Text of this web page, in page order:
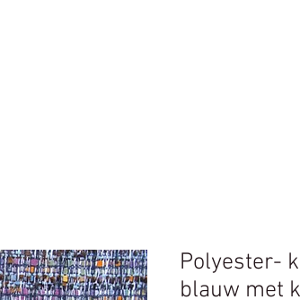
Polyester-
blauw met